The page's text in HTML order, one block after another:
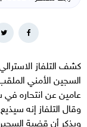
عامين عن انتحاره في
وقال التلفاز إنه